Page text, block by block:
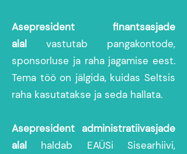
Asepresident finantsasjade
alal vastutab pangakontode,
sponsorluse ja raha jagamise eest.
Tema töö on jälgida, kuidas Seltsis
raha kasutatakse ja seda hallata.
Asepresident administratiivasjade
alal haldab EAÜSi Sisearhiivi,